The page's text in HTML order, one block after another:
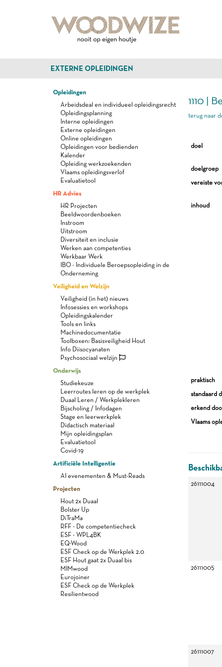
EXTERNE OPLEIDINGEN
Opleidingen
Arbeidsdeal en individueel opleidingsrecht
Opleidingsplanning
Interne opleidingen
Externe opleidingen
Online opleidingen
Opleidingen voor bedienden
Kalender
Opleiding werkzoekenden
Vlaams opleidingsverlof
Evaluatietool
HR Advies
HR Projecten
Beeldwoordenboeken
Instroom
Uitstroom
Diversiteit en inclusie
Werken aan competenties
Werkbaar Werk
IBO - Individuele Beroepsopleiding in de
Onderneming
Veiligheid en Welzijn
Veiligheid (in het) nieuws
Infosessies en workshops
Opleidingskalender
Tools en links
Machinedocumentatie
Toolboxen: Basisveiligheid Hout
Info Diisocyanaten
Psychosociaal welzijn
Onderwijs
Studiekeuze
Leerroutes leren op de werkplek
Duaal Leren / Werkplekleren
Bijscholing / Infodagen
Stage en leerwerkplek
Didactisch materiaal
Mijn opleidingsplan
Evaluatietool
Covid-19
Artificiële Intelligentie
AI evenementen & Must-Reads
Projecten
Hout 2x Duaal
Bolster Up
DiTraMa
RFF - De competentiecheck
ESF - WPL4BK
EQ-Wood
ESF Check op de Werkplek 2.0
ESF Hout gaat 2x Duaal bis
MIMwood
Eurojoiner
ESF Check op de Werkplek
Resilientwood
1110 |
terug naar
doel
doelgroep
vereiste
inhoud
praktisch
standaard
erkend
Vlaams
26111004
26111005
26111007